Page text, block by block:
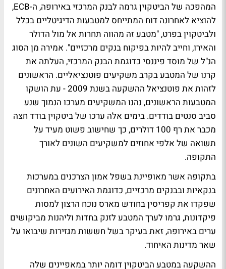
המהפכה של הביטקוין גרמה לבנק המרכזי באירופה, ה-ECB,
להוציא לאחרונה דוח המתייחס למטבעות הדיגיטליים בכלל
ולביטקוין בפרט, "מטבע זה מהווה תחרות אל מול הדולר
והאירו, וחייב להיות בפיקוח בנקים מרכזיים". אמירה מן הסוג
הנ"ל של מוסד פיננסי כדוגמת הבנק המרכזי, העלתה את
קרנו של המטבע בקרב משקיעים פוטנציאליים. הראשונים
לזהות את פוטנציאל ההשקעה בשנת 2009 - עת הושקו
המטבעות הראשונים, נהנו המשקיעים מערכו הנמוך שנע
סביב סנטים בודדים. בימים אלה ערכו של ביטקוין בודד חצה
מכבר את רף 100 דולרים, כך שחישוב פשוט מעיד על
תשואה של אלפי אחוזים למשקיעים השונים לאורך
התקופה.
בתקופה אשר מאופיינת בשפל אמון הצרכנים במערכות
בנקאיות ובבנקים מרכזיים, כדוגמת האירועים האחרונים
שפקדו את קפריסין בחודש מארס נוכח הרצון למסות
פיקדונות, גרמו לערך המטבע לזנק בחדות וליהנות מביקושים
ערים באירופה, זאת בעיקר בשל חששות מגזירות שיבואו על
שאר מדינות האיחוד.
ההשקעה במטבע הביטקוין דומה יותר במאפיינים שלה